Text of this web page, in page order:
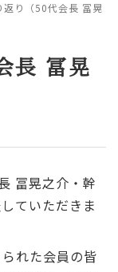
返り（50代会長 冨晃
長 冨晃
冨晃之介・幹
ていただきま
れた会員の皆